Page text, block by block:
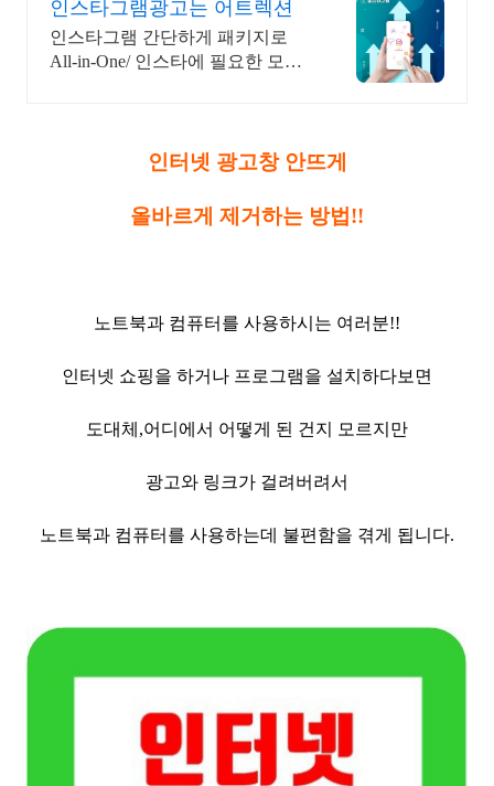
인스타그램광고는 어트렉션
인스타그램 간단하게 패키지로
All-in-One/ 인스타에 필요한 모든
인터넷 광고창 안뜨게
올바르게 제거하는 방법!!
노트북과 컴퓨터를 사용하시는 여러분!!
인터넷 쇼핑을 하거나 프로그램을 설치하다보면
도대체,어디에서 어떻게 된 건지 모르지만
광고와 링크가 걸려버려서
노트북과 컴퓨터를 사용하는데 불편함을 겪게 됩니다.